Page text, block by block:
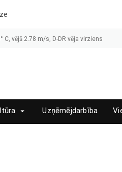
C, vējš 2.78 m/s, D-DR vēja virziens
Uzņēmējdarbība